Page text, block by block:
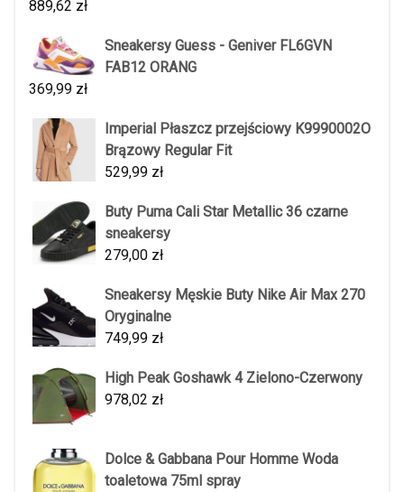
889,62 zł
Sneakersy Guess - Geniver FL6GVN
FAB12 ORANG
369,99 zł
Imperial Płaszcz przejściowy K9990002O
Brązowy Regular Fit
529,99 zł
Buty Puma Cali Star Metallic 36 czarne
sneakersy
279,00 zł
Sneakersy Męskie Buty Nike Air Max 270
Oryginalne
749,99 zł
High Peak Goshawk 4 Zielono-Czerwony
978,02 zł
Dolce & Gabbana Pour Homme Woda
toaletowa 75ml spray